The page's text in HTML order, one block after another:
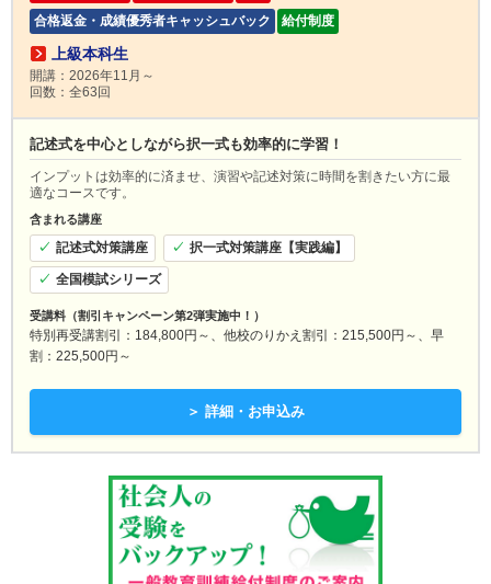
合格返金・成績優秀者キャッシュバック
給付制度
上級本科生
開講：2026年11月～
回数：全63回
記述式を中心としながら択一式も効率的に学習！
インプットは効率的に済ませ、演習や記述対策に時間を割きたい方に最
適なコースです。
含まれる講座
記述式対策講座 択一式対策講座【実践編】
全国模試シリーズ
受講料（割引キャンペーン第2弾実施中！）
特別再受講割引：184,800円～、他校のりかえ割引：215,500円～、早
割：225,500円～
＞ 詳細・お申込み